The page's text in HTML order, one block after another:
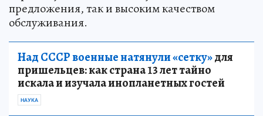
предложения, так и высоким качеством
обслуживания.
Над СССР военные натянули «сетку»для
пришельцев: как страна 13 лет тайно
искала и изучала инопланетных гостей
НАУКА